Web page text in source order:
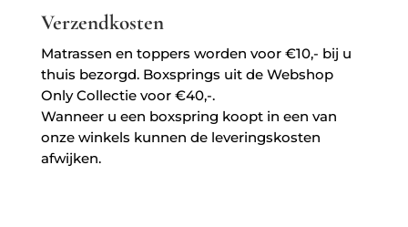
Verzendkosten
Matrassen en toppers worden voor €10,- bij u
thuis bezorgd. Boxsprings uit de Webshop
Only Collectie voor €40,-.
Wanneer u een boxspring koopt in een van
onze winkels kunnen de leveringskosten
afwijken.